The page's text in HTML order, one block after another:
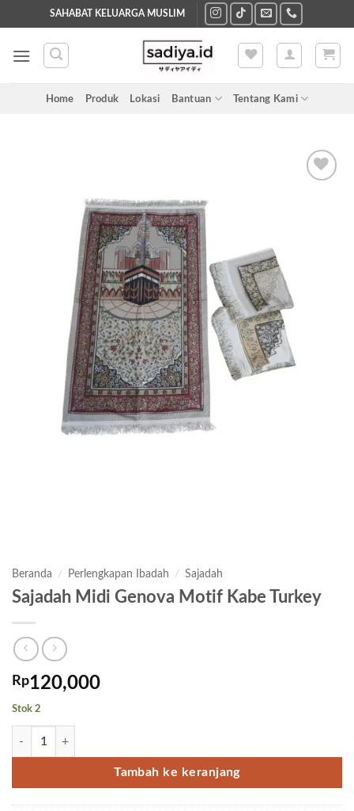
to
content
SAHABAT KELUARGA MUSLIM
Home Produk Lokasi Bantuan Tentang Kami
Beranda / Perlengkapan Ibadah / Sajadah
Sajadah Midi Genova Motif Kabe Turkey
Rp120,000
Stok 2
Kuantitas Sajadah Midi Genova Motif Kabe Turkey
Tambah ke keranjang